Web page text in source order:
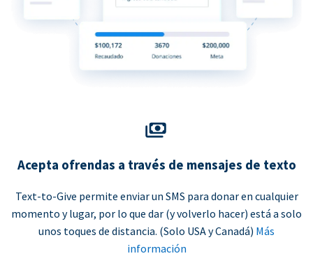
Acepta ofrendas a través de mensajes de texto
Text-to-Give permite enviar un SMS para donar en cualquier
momento y lugar, por lo que dar (y volverlo hacer) está a solo
unos toques de distancia. (Solo USA y Canadá) Más
información